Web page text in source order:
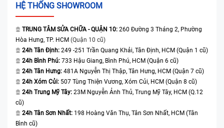
HỆ THỐNG SHOWROOM
TRUNG TÂM SỬA CHỮA - QUẬN 10: 260 Đường 3 Tháng 2, Phường
Hòa Hưng, TP. HCM (Quận 10 cũ)
24h Tân Định: 249 -251 Trần Quang Khải, Tân Định, HCM (Quận 1 cũ)
24h Bình Phú: 733 Hậu Giang, Bình Phú, HCM (Quận 6 cũ)
24h Tân Hưng: 481A Nguyễn Thị Thập, Tân Hưng, HCM (Quận 7 cũ)
24h Xóm Củi: 507 Tùng Thiện Vương, Xóm Củi, HCM (Quận 8 cũ)
24h Trung Mỹ Tây: 23M Nguyễn Ảnh Thủ, Trung Mỹ Tây, HCM (Q.12
cũ)
24h Tân Sơn Nhất: 198 Hoàng Văn Thụ, Tân Sơn Nhất, HCM (Tân
Bình cũ)